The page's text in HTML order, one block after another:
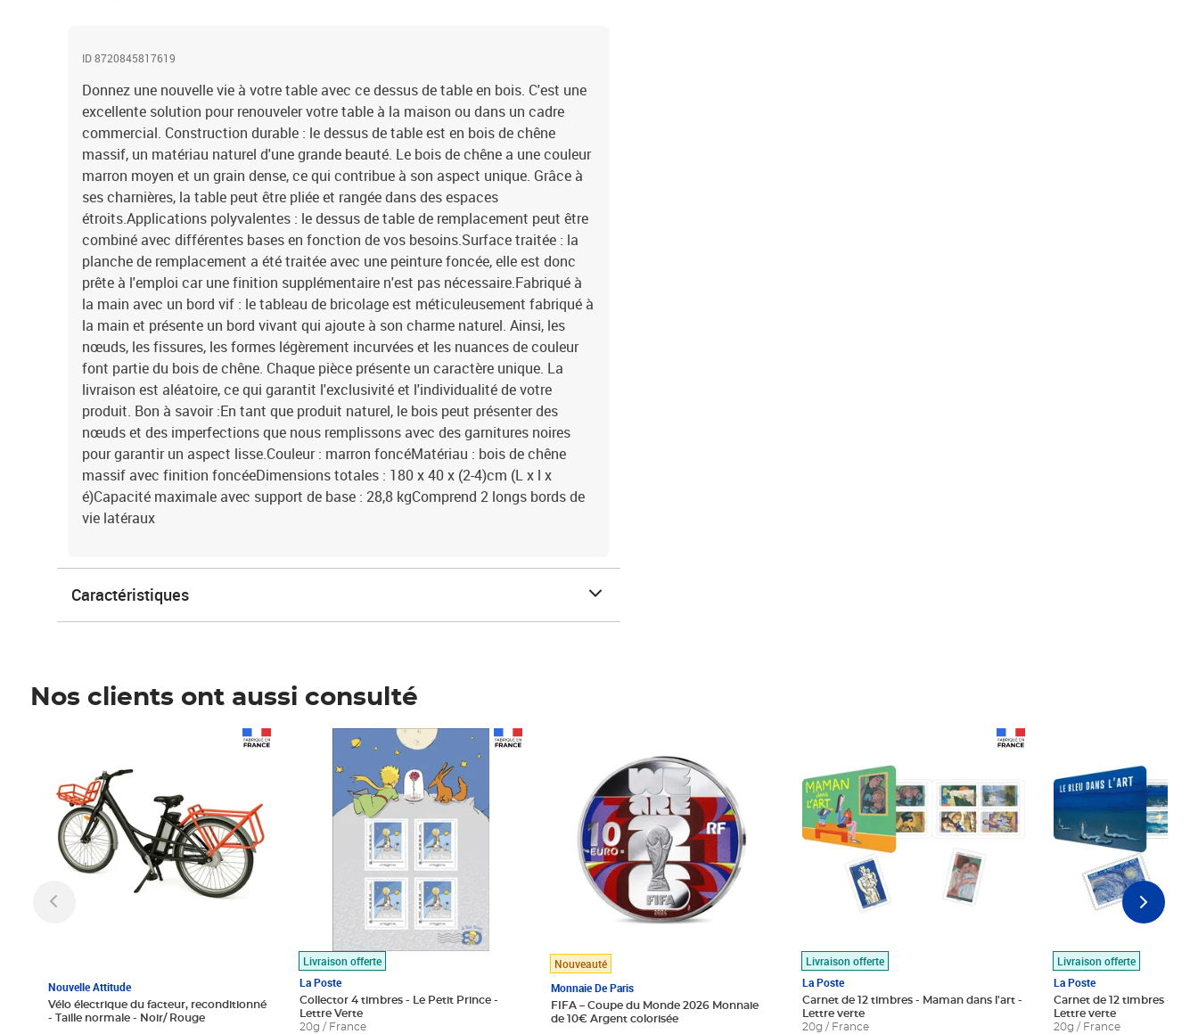
ID 8720845817619
Donnez une nouvelle vie à votre table avec ce dessus de table en bois. C'est une
excellente solution pour renouveler votre table à la maison ou dans un cadre
commercial. Construction durable : le dessus de table est en bois de chêne
massif, un matériau naturel d'une grande beauté. Le bois de chêne a une couleur
marron moyen et un grain dense, ce qui contribue à son aspect unique. Grâce à
ses charnières, la table peut être pliée et rangée dans des espaces
étroits.Applications polyvalentes : le dessus de table de remplacement peut être
combiné avec différentes bases en fonction de vos besoins.Surface traitée : la
planche de remplacement a été traitée avec une peinture foncée, elle est donc
prête à l'emploi car une finition supplémentaire n'est pas nécessaire.Fabriqué à
la main avec un bord vif : le tableau de bricolage est méticuleusement fabriqué à
la main et présente un bord vivant qui ajoute à son charme naturel. Ainsi, les
nœuds, les fissures, les formes légèrement incurvées et les nuances de couleur
font partie du bois de chêne. Chaque pièce présente un caractère unique. La
livraison est aléatoire, ce qui garantit l'exclusivité et l'individualité de votre
produit. Bon à savoir :En tant que produit naturel, le bois peut présenter des
nœuds et des imperfections que nous remplissons avec des garnitures noires
pour garantir un aspect lisse.Couleur : marron foncéMatériau : bois de chêne
massif avec finition foncéeDimensions totales : 180 x 40 x (2-4)cm (L x l x
é)Capacité maximale avec support de base : 28,8 kgComprend 2 longs bords de
vie latéraux
Caractéristiques
Nos clients ont aussi consulté
Nouvelle Attitude
Vélo électrique du facteur, reconditionné
- Taille normale - Noir/ Rouge
Livraison offerte
La Poste
Collector 4 timbres - Le Petit Prince -
Lettre Verte
20g / France
Prix 7,50€
Nouveauté
Monnaie De Paris
FIFA – Coupe du Monde 2026 Monnaie
de 10€ Argent colorisée
Livraison offerte
La Poste
Carnet de 12 timbres - Maman dans l'art -
Lettre verte
20g / France
Livraison offerte
La Poste
Carnet de 12 timbres - Le
Lettre verte
20g / France